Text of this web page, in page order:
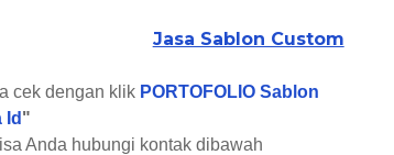
Jasa Sablon Custom
cek dengan klik PORTOFOLIO Sablon
Id "
Anda hubungi kontak dibawah